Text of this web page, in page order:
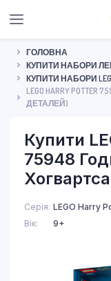
ГОЛОВНА
КУПИТИ НАБОРИ
КУПИТИ НАБОРИ
LEGO HARRY
ДЕТАЛЕЙ)
Купити
75948
Серія LEGO Harry
Вік
9+